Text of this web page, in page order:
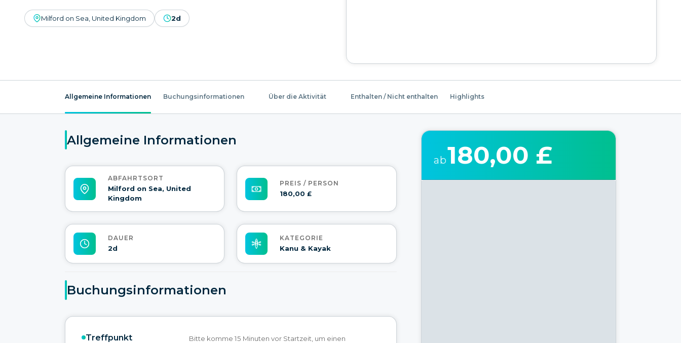
Milford on Sea, United Kingdom 2d
Allgemeine Informationen Buchungsinformationen Über die Aktivität Enthalten / Nicht enthalten Highlights
Allgemeine Informationen
ABFAHRTSORT
Milford on Sea, United
Kingdom
PREIS / PERSON
180,00 £
DAUER
2d
KATEGORIE
Kanu & Kayak
Buchungsinformationen
Treffpunkt
Bitte komme 15 Minuten vor Startzeit, um einen
ab180,00 £